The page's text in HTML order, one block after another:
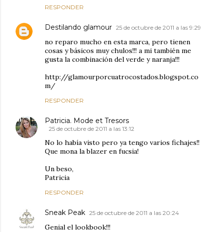
RESPONDER
Destilando glamour 25 de octubre de 2011 a las 9:29
no reparo mucho en esta marca, pero tienen
cosas y básicos muy chulos!!! a mi también me
gusta la combinación del verde y naranja!!!
http://glamourporcuatrocostados.blogspot.co
m/
RESPONDER
Patricia. Mode et Tresors
25 de octubre de 2011 a las 13:12
No lo había visto pero ya tengo varios fichajes!!
Que mona la blazer en fucsia!
Un beso,
Patricia
RESPONDER
Sneak Peak 25 de octubre de 2011 a las 20:24
Genial el lookbook!!!